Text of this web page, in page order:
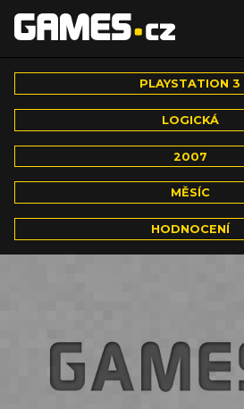
PLAYSTATION 3
LOGICKÁ
2007
MĚSÍC
HODNOCENÍ